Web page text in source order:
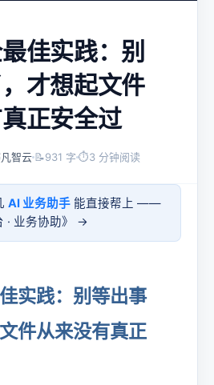
佳实践：别
才想起文件
正安全过
智云 📝931 字 ⏱3 分钟阅读
AI 业务助手 能直接帮上 ——
· 业务协助》 →
实践：别等出事
件从来没有真正